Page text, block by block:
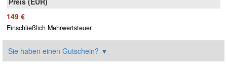
149 €
Einschließlich Mehrwertsteuer
Sie haben einen Gutschein? ▼